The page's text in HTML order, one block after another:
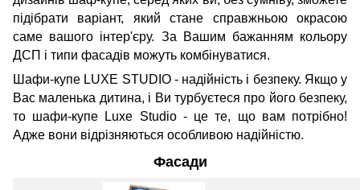
підібрати варіант, який стане справжньою окрасою
саме вашого інтер'єру. За Вашим бажанням кольору
ДСП і типи фасадів можуть комбінуватися.
Шафи-купе LUXE STUDIO - надійність і безпеку. Якщо у
Вас маленька дитина, і Ви турбуєтеся про його безпеку,
то шафи-купе Luxe Studio - це те, що вам потрібно!
Адже вони відрізняються особливою надійністю.
Фасади